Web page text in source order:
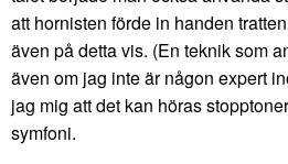
att hornisten förde in handen
även på detta vis. (En teknik som
även om jag inte är någon expert
jag mig att det kan höras
symfoni.